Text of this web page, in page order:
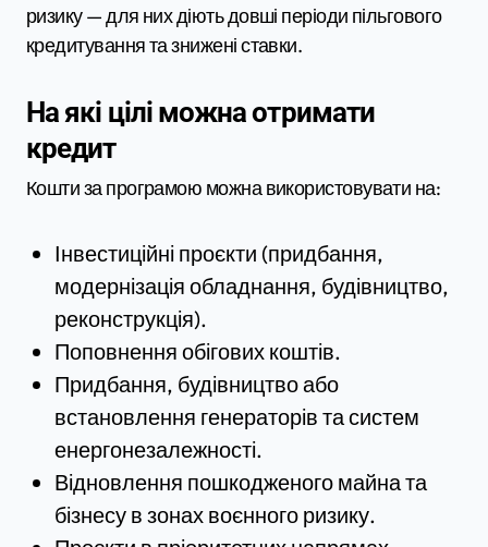
ризику — для них діють довші періоди пільгового
кредитування та знижені ставки.
На які цілі можна отримати
кредит
Кошти за програмою можна використовувати на:
Інвестиційні проєкти (придбання,
модернізація обладнання, будівництво,
реконструкція).
Поповнення обігових коштів.
Придбання, будівництво або
встановлення генераторів та систем
енергонезалежності.
Відновлення пошкодженого майна та
бізнесу в зонах воєнного ризику.